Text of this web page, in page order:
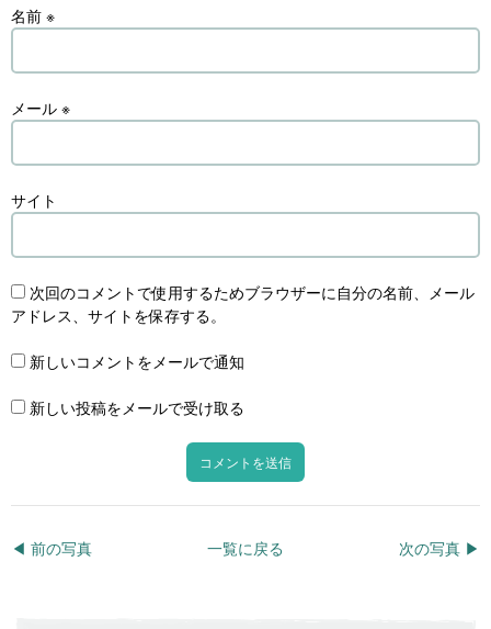
名前 ※
メール ※
サイト
次回のコメントで使用するためブラウザーに自分の名前、メール
アドレス、サイトを保存する。
新しいコメントをメールで通知
新しい投稿をメールで受け取る
◀︎ 前の写真 次の写真 ▶︎
一覧に戻る